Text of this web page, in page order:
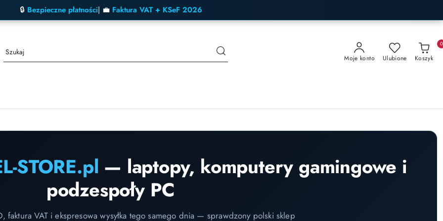
🔒 Bezpieczne płatności| 💼 Faktura VAT + KSeF 2026
Moje konto Ulubione Koszyk
0
STORE.pl — laptopy, komputery gamingowe i
podzespoły PC
faktura VAT i ekspresowa wysyłka tego samego dnia — sprawdzony polski sklep